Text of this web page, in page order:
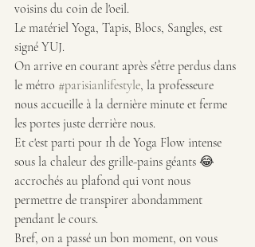
voisins du coin de l'oeil.
Le matériel Yoga, Tapis, Blocs, Sangles, est
signé YUJ.
On arrive en courant après s'être perdus dans
le métro #parisianlifestyle, la professeure
nous accueille à la dernière minute et ferme
les portes juste derrière nous.
Et c'est parti pour 1h de Yoga Flow intense
sous la chaleur des grille-pains géants 😂
accrochés au plafond qui vont nous
permettre de transpirer abondamment
pendant le cours.
Bref, on a passé un bon moment, on vous